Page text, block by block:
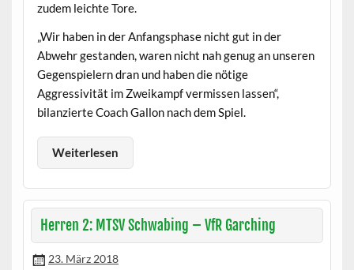
zudem leichte Tore.
„Wir haben in der Anfangsphase nicht gut in der
Abwehr gestanden, waren nicht nah genug an unseren
Gegenspielern dran und haben die nötige
Aggressivität im Zweikampf vermissen lassen“,
bilanzierte Coach Gallon nach dem Spiel.
Weiterlesen
Herren 2: MTSV Schwabing – VfR Garching
23. März 2018